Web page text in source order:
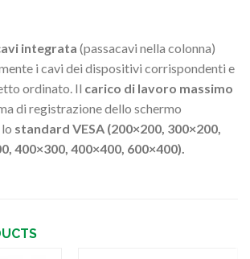
integrata (passacavi nella colonna)
i cavi dei dispositivi corrispondenti e
ordinato. Il carico di lavoro massimo
di registrazione dello schermo
standard VESA (200×200, 300×200,
400×300, 400×400, 600×400).